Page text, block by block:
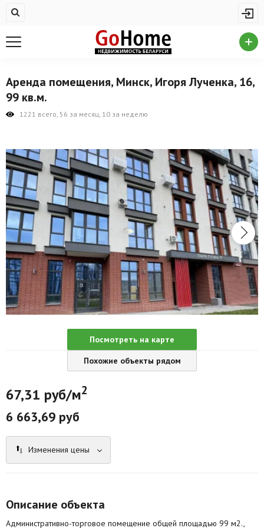
Купить квартиру
На сутки
Новостройки
Комерческая недвижимость
Продажа коммерческой недвижимости
Аренда коммерческой недвижимости
Другие разделы
Новости
Агентства
Ремонт квартир
Грузовое такси
Способы оплаты
Аренда помещения, Минск, Игоря Лученка, 16,
99 кв.м.
1221 всего, 56 за месяц, 10 за неделю
Посмотреть на карте
Похожие объекты рядом
67,31 руб/м2
6 663,69 руб
Изменения цены
Описание объекта
Административно-торговое помещение общей площадью 99 м2.,